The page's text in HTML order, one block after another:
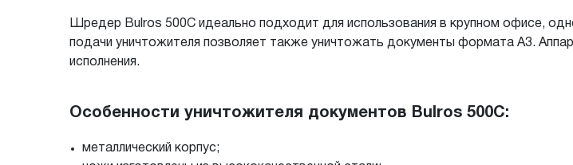
Шредер Bulros 500C идеально подходит для использования в крупном офисе,
подачи уничтожителя позволяет также уничтожать документы формата А3.
исполнения.
Особенности уничтожителя документов Bulros 500C:
металлический корпус;